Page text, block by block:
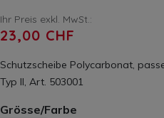
Ihr Preis exkl. MwSt.:
23,00 CHF
Schutzscheibe Polycarbonat,
Typ II, Art. 503001
Grösse/Farbe